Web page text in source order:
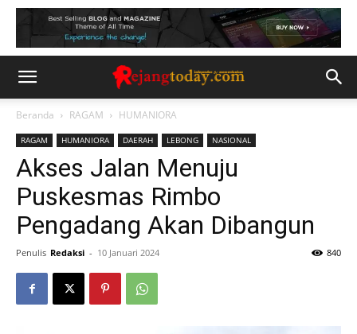
Beranda RAGAM HUMANIORA
RAGAM HUMANIORA DAERAH LEBONG NASIONAL
Akses Jalan Menuju
Puskesmas Rimbo
Pengadang Akan Dibangun
Penulis Redaksi - 10 Januari 2024 840